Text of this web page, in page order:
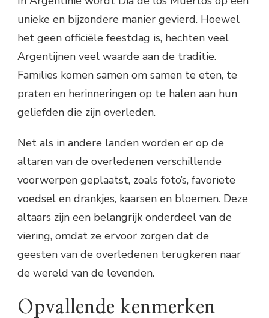
unieke en bijzondere manier gevierd. Hoewel
het geen officiële feestdag is, hechten veel
Argentijnen veel waarde aan de traditie.
Families komen samen om samen te eten, te
praten en herinneringen op te halen aan hun
geliefden die zijn overleden.
Net als in andere landen worden er op de
altaren van de overledenen verschillende
voorwerpen geplaatst, zoals foto’s, favoriete
voedsel en drankjes, kaarsen en bloemen. Deze
altaars zijn een belangrijk onderdeel van de
viering, omdat ze ervoor zorgen dat de
geesten van de overledenen terugkeren naar
de wereld van de levenden.
Opvallende kenmerken